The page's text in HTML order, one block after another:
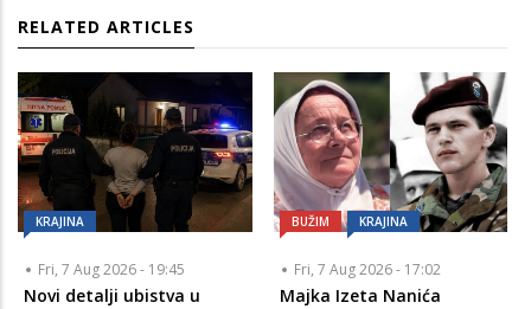
RELATED ARTICLES
KRAJINA
Fri, 7 Aug 2026 - 19:45
Novi detalji ubistva u
BUŽIM KRAJINA
Fri, 7 Aug 2026 - 17:02
Majka Izeta Nanića